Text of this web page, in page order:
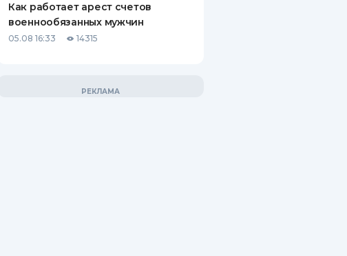
Как работает арест счетов
военнообязанных мужчин
05.08 16:33 14315